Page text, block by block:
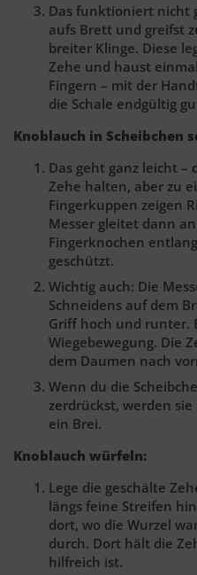
Das funktioniert nicht
aufs Brett und greifst
breiter Klinge. Diese
Zehe und haust
Fingern – mit der
die Schale endgültig
Knoblauch in Scheibchen
Das geht ganz leicht –
Zehe halten, aber zu
Fingerkuppen zeigen
Messer gleitet dann
Fingerknochen
geschützt.
Wichtig auch: Die
Schneidens auf dem
Griff hoch und runter.
Wiegebewegung. Die
dem Daumen nach
Wenn du die
zerdrückst, werden
ein Brei.
Knoblauch würfeln:
Lege die geschälte
längs feine Streifen
dort, wo die Wurzel
durch. Dort hält die
hilfreich ist.